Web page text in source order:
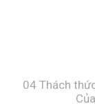
04 Thách